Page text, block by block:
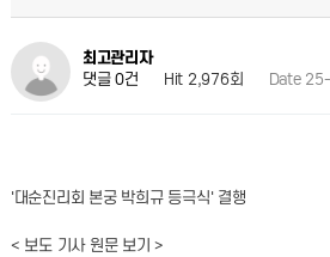
최고관리자
댓글 0건
Hit 2,976회 Date
'대순진리회 본궁 박희규 등극식' 결행
< 보도 기사 원문 보기 >